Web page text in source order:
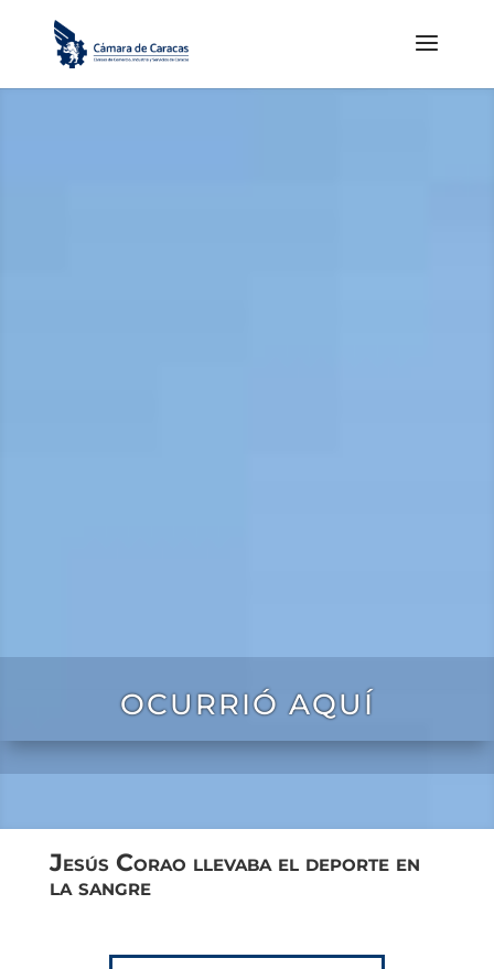
OCURRIÓ AQUÍ
Jesús Corao llevaba el deporte en
la sangre